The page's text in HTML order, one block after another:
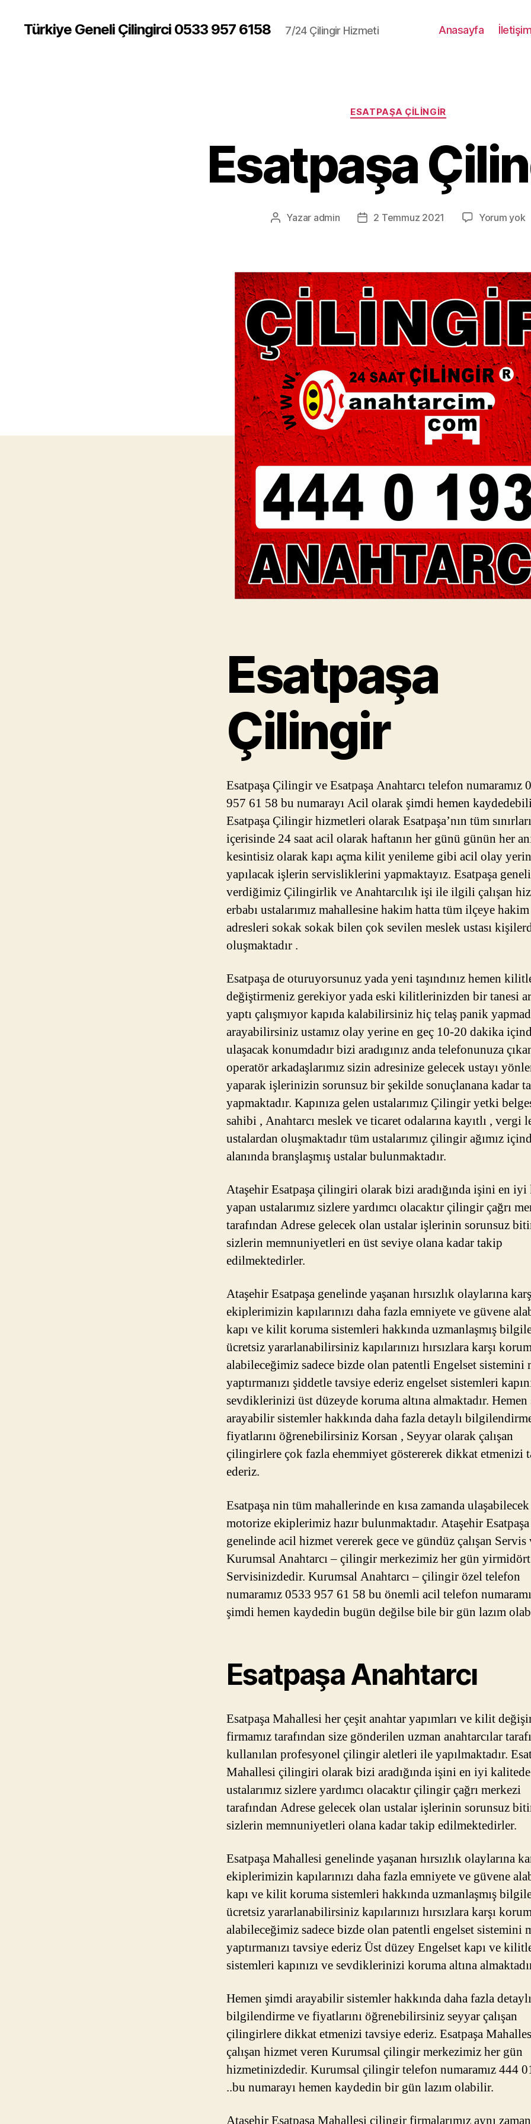
Türkiye Geneli Çilingirci 0533 957 6158 7/24 Çilingir Hizmeti Anasayfa
Kategoriler
ESATPAŞA ÇILINGIR
Esatpaşa
Yazının
Yazar admin
Yazı2 Temmuz 2021 Yorum yok
Esatpaşa
Çilingir
Esatpaşa Çilingir ve Esatpaşa Anahtarcı telefon numaramız
957 61 58 bu numarayı Acil olarak şimdi hemen
Esatpaşa Çilingir hizmetleri olarak Esatpaşa’nın tüm sınırları
içerisinde 24 saat acil olarak haftanın her günü günün her
kesintisiz olarak kapı açma kilit yenileme gibi acil olay
yapılacak işlerin servisliklerini yapmaktayız. Esatpaşa
verdiğimiz Çilingirlik ve Anahtarcılık işi ile ilgili çalışan
erbabı ustalarımız mahallesine hakim hatta tüm ilçeye hakim
adresleri sokak sokak bilen çok sevilen meslek ustası
oluşmaktadır .
Esatpaşa de oturuyorsunuz yada yeni taşındınız hemen
değiştirmeniz gerekiyor yada eski kilitlerinizden bir tanesi
yaptı çalışmıyor kapıda kalabilirsiniz hiç telaş panik
arayabilirsiniz ustamız olay yerine en geç 10-20 dakika
ulaşacak konumdadır bizi aradıgınız anda telefonunuza
operatör arkadaşlarımız sizin adresinize gelecek ustayı
yaparak işlerinizin sorunsuz bir şekilde sonuçlanana kadar
yapmaktadır. Kapınıza gelen ustalarımız Çilingir yetki
sahibi , Anahtarcı meslek ve ticaret odalarına kayıtlı , vergi
ustalardan oluşmaktadır tüm ustalarımız çilingir ağımız
alanında branşlaşmış ustalar bulunmaktadır.
Ataşehir Esatpaşa çilingiri olarak bizi aradığında işini en iyi
yapan ustalarımız sizlere yardımcı olacaktır çilingir çağrı
tarafından Adrese gelecek olan ustalar işlerinin sorunsuz
sizlerin memnuniyetleri en üst seviye olana kadar takip
edilmektedirler.
Ataşehir Esatpaşa genelinde yaşanan hırsızlık olaylarına
ekiplerimizin kapılarınızı daha fazla emniyete ve güvene
kapı ve kilit koruma sistemleri hakkında uzmanlaşmış
ücretsiz yararlanabilirsiniz kapılarınızı hırsızlara karşı
alabileceğimiz sadece bizde olan patentli Engelset sistemini
yaptırmanızı şiddetle tavsiye ederiz engelset sistemleri
sevdiklerinizi üst düzeyde koruma altına almaktadır.
arayabilir sistemler hakkında daha fazla detaylı
fiyatlarını öğrenebilirsiniz Korsan , Seyyar olarak çalışan
çilingirlere çok fazla ehemmiyet göstererek dikkat etmenizi
ederiz.
Esatpaşa nin tüm mahallerinde en kısa zamanda
motorize ekiplerimiz hazır bulunmaktadır. Ataşehir Esatpaşa
genelinde acil hizmet vererek gece ve gündüz çalışan Servis
Kurumsal Anahtarcı – çilingir merkezimiz her gün yirmidört
Servisinizdedir. Kurumsal Anahtarcı – çilingir özel telefon
numaramız 0533 957 61 58 bu önemli acil telefon
şimdi hemen kaydedin bugün değilse bile bir gün lazım
Esatpaşa Anahtarcı
Esatpaşa Mahallesi her çeşit anahtar yapımları ve kilit
firmamız tarafından size gönderilen uzman anahtarcılar
kullanılan profesyonel çilingir aletleri ile yapılmaktadır.
Mahallesi çilingiri olarak bizi aradığında işini en iyi
ustalarımız sizlere yardımcı olacaktır çilingir çağrı merkezi
tarafından Adrese gelecek olan ustalar işlerinin sorunsuz
sizlerin memnuniyetleri olana kadar takip edilmektedirler.
Esatpaşa Mahallesi genelinde yaşanan hırsızlık olaylarına
ekiplerimizin kapılarınızı daha fazla emniyete ve güvene
kapı ve kilit koruma sistemleri hakkında uzmanlaşmış
ücretsiz yararlanabilirsiniz kapılarınızı hırsızlara karşı
alabileceğimiz sadece bizde olan patentli engelset sistemini
yaptırmanızı tavsiye ederiz Üst düzey Engelset kapı ve
sistemleri kapınızı ve sevdiklerinizi koruma altına
Hemen şimdi arayabilir sistemler hakkında daha fazla detaylı
bilgilendirme ve fiyatlarını öğrenebilirsiniz seyyar çalışan
çilingirlere dikkat etmenizi tavsiye ederiz. Esatpaşa
çalışan hizmet veren Kurumsal çilingir merkezimiz her gün
hizmetinizdedir. Kurumsal çilingir telefon numaramız 444
..bu numarayı hemen kaydedin bir gün lazım olabilir.